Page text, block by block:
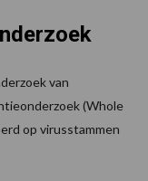
van
(Whole
op virusstammen